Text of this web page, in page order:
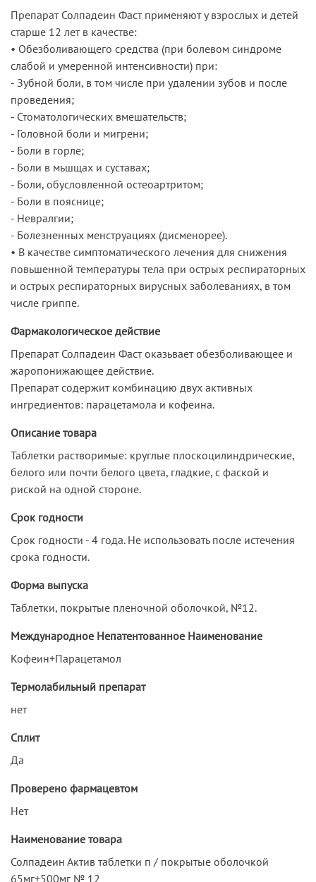
Препарат Солпадеин Фаст применяют у взрослых и детей
старше 12 лет в качестве:
• Обезболивающего средства (при болевом синдроме
слабой и умеренной интенсивности) при:
- Зубной боли, в том числе при удалении зубов и после
проведения;
- Стоматологических вмешательств;
- Головной боли и мигрени;
- Боли в горле;
- Боли в мьшщах и суставах;
- Боли, обусловленной остеоартритом;
- Боли в пояснице;
- Невралгии;
- Болезненных менструациях (дисменорее).
• В качестве симптоматического лечения для снижения
повьшенной температуры тела при острых респираторных
и острых респираторных вирусных заболеваниях, в том
числе гриппе.
Фармакологическое действие
Препарат Солпадеин Фаст оказьвает обезболивающее и
жаропонижающее действие.
Препарат содержит комбинацию двух активных
ингредиентов: парацетамола и кофеина.
Описание товара
Таблетки растворимые: круглые плоскоцилиндрические,
белого или почти белого цвета, гладкие, с фаской и
риской на одной стороне.
Срок годности
Срок годности - 4 года. Не использовать после истечения
срока годности.
Форма выпуска
Таблетки, покрытые пленочной оболочкой, №12.
Международное Непатентованное Наименование
Кофеин+Парацетамол
Термолабильный препарат
нет
Сплит
Да
Проверено фармацевтом
Нет
Наименование товара
Солпадеин Актив таблетки п / покрытые оболочкой
65мг+500мг № 12